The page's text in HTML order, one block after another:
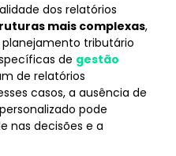
dos relatórios
mais complexas,
tributário
de gestão
de relatórios
casos, a ausência de
pode
nas decisões e a